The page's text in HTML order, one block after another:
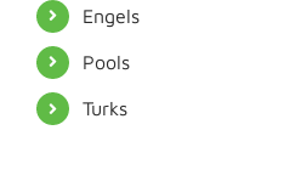
Engels
Pools
Turks